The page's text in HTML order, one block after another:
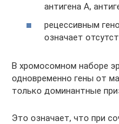
антигена A,
рецессивным
означает
В хромосомном наборе
одновременно гены от
только доминантные
Это означает, что при